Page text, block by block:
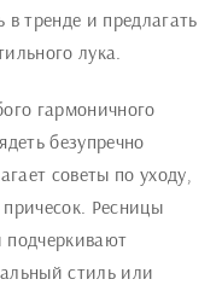
в тренде и предлагать
лука.
гармоничного
безупречно
советы по уходу,
Ресницы
стиль или